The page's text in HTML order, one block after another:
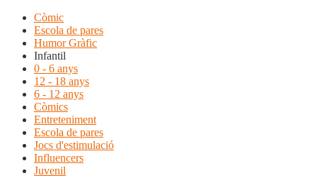
Còmic
Escola de pares
Humor Gràfic
Infantil
0 - 6 anys
12 - 18 anys
6 - 12 anys
Còmics
Entreteniment
Escola de pares
Jocs d'estimulació
Influencers
Juvenil